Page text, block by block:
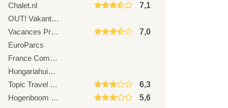
Chalet.nl
7,1
OUT! Vakantiehuizen
Vacances Provence
7,0
EuroParcs
France Comfort
Hungariahuizen
Topic Travel Vakantiehuizen
6,3
Hogenboom Vakantieparken
5,6